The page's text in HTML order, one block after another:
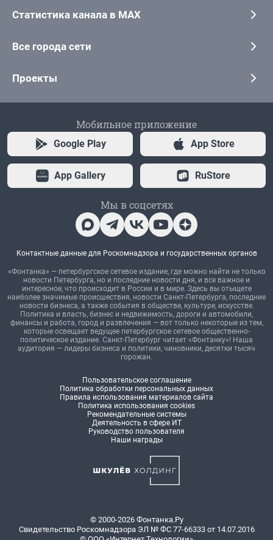
Статистика канала в MAX
Все города сети
Проекты
Мобильное приложение
Google Play App Store
App Gallery RuStore
Мы в соцсетях
Контактные данные для Роскомнадзора и государственных органов
«Фонтанка» — петербургское сетевое издание, где можно найти не только
новости Петербурга, но и последние новости дня, и все важное и
интересное, что происходит в России и в мире. Здесь вы отыщете
наиболее значимые происшествия, новости Санкт-Петербурга, последние
новости бизнеса, а также события в обществе, культуре, искусстве.
Политика и власть, бизнес и недвижимость, дороги и автомобили,
финансы и работа, город и развлечения — вот только некоторые из тем,
которые освещает ведущее петербургское сетевое общественно-
политическое издание. Санкт-Петербург читает «Фонтанку»! Наша
аудитория — лидеры бизнеса и политики, чиновники, десятки тысяч
горожан.
Пользовательское соглашение
Политика обработки персональных данных
Правила использования материалов сайта
Политика использования cookies
Рекомендательные системы
Деятельность в сфере ИТ
Руководство пользователя
Наши награды
© 2000-2026 Фонтанка.Ру
Свидетельство Роскомнадзора ЭЛ № ФС 77-66333 от 14.07.2016